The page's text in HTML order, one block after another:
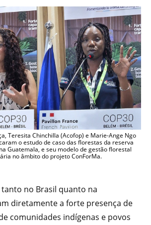
Teresita Chinchilla (Acofop) e Marie-Ange Ngo
o estudo de caso das florestas da reserva
Guatemala, e seu modelo de gestão florestal
no âmbito do projeto ConForMa.
tanto no Brasil quanto na
diretamente a forte presença de
comunidades indígenas e povos